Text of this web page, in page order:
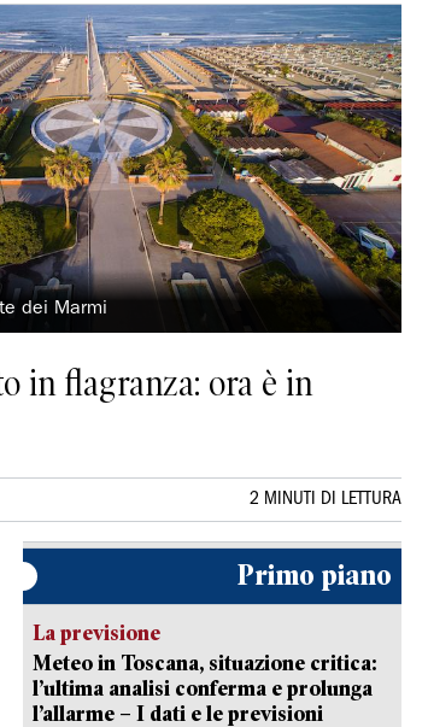
dei Marmi
in flagranza: ora è in
2 MINUTI DI LETTURA
Primo piano
La previsione
Meteo in Toscana, situazione critica:
l’ultima analisi conferma e prolunga
l’allarme – I dati e le previsioni